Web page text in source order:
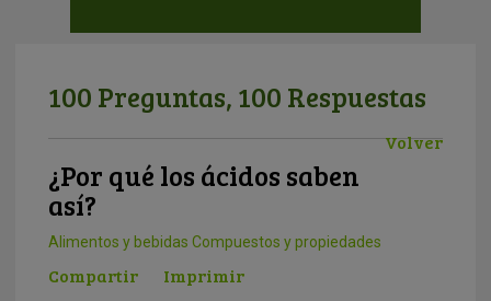
100 Preguntas, 100 Respuestas
Volver
¿Por qué los ácidos saben
así?
Alimentos y bebidas Compuestos y propiedades
Compartir Imprimir